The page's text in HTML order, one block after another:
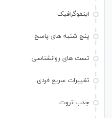
اینفوگرافیک
پنج شنبه های پاسخ
تست های روانشناسی
تغییرات سریع فردی
جذب ثروت